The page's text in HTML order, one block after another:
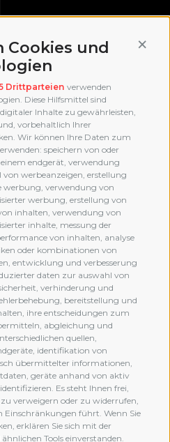
Cookies und
Drittparteien verwenden
Diese Hilfsmittel sind
Inhalte zu gewährleisten,
vorbehaltlich Ihrer
Wir können Ihre Daten zum
speichern von oder
endgerät, verwendung
werbeanzeigen, erstellung
werbung, verwendung von
werbung, erstellung von
inhalten, verwendung von
inhalte, messung der
von inhalten, analyse
oder kombinationen von
entwicklung und verbesserung
daten zur auswahl von
verhinderung und
bereitstellung und
ihre entscheidungen zum
abgleichung und
quellen,
identifikation von
übermittelter informationen,
geräte anhand von aktiv
Es steht Ihnen frei,
verweigern oder zu widerrufen,
Einschränkungen führt. Wenn Sie
erklären Sie sich mit der
Tools einverstanden.